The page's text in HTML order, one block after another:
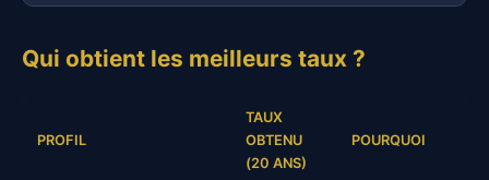
Qui obtient les meilleurs taux ?
PROFIL
TAUX
OBTENU
(20 ANS)
POURQUOI